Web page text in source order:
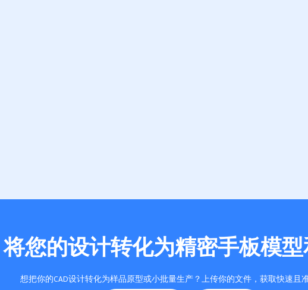
将您的设计转化为精密手板模
想把你的CAD设计转化为样品原型或小批量生产？上传你的文件，获取快速且准